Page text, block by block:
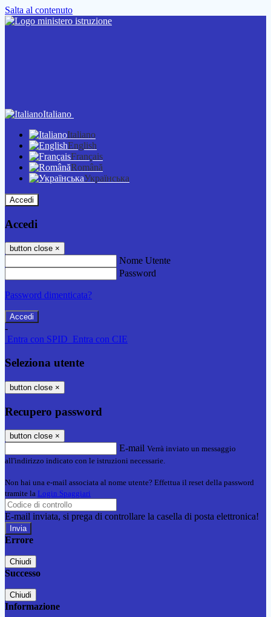
Salta al contenuto
Italiano
Italiano
English
Français
Română
Українська
Accedi
Accedi
button close ×
Nome Utente
Password
Password dimenticata?
-
Entra con SPID Entra con CIE
Seleziona utente
button close ×
Recupero password
button close ×
E-mail Verrà inviato un messaggio
all'indirizzo indicato con le istruzioni necessarie.
Non hai una e-mail associata al nome utente? Effettua il reset della password
tramite la Login Spaggiari
E-mail inviata, si prega di controllare la casella di posta elettronica!
Errore
Chiudi
Successo
Chiudi
Informazione